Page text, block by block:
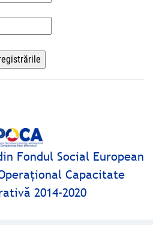
Fondul Social European
Capacitate
2014-2020